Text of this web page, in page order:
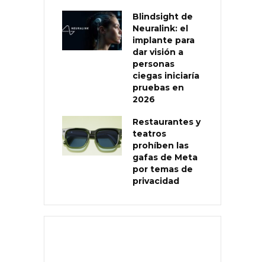
Blindsight de
Neuralink: el
implante para
dar visión a
personas
ciegas iniciaría
pruebas en
2026
Restaurantes y
teatros
prohíben las
gafas de Meta
por temas de
privacidad